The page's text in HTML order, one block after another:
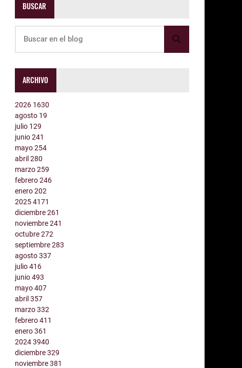
BUSCAR
ARCHIVO
2026 1630
agosto 19
julio 129
junio241
mayo254
abril280
marzo259
febrero246
enero202
20254171
diciembre261
noviembre241
octubre272
septiembre283
agosto337
julio416
junio493
mayo407
abril357
marzo332
febrero411
enero361
20243940
diciembre329
noviembre381